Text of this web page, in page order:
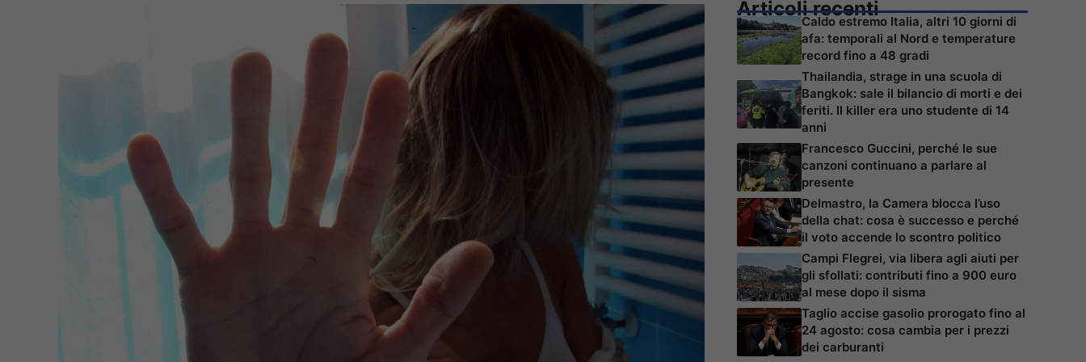
Articoli recenti
Caldo estremo Italia, altri 10 giorni di
afa: temporali al Nord e temperature
record fino a 48 gradi
Thailandia, strage in una scuola di
Bangkok: sale il bilancio di morti e dei
feriti. Il killer era uno studente di 14
anni
Francesco Guccini, perché le sue
canzoni continuano a parlare al
presente
Delmastro, la Camera blocca l’uso
della chat: cosa è successo e perché
il voto accende lo scontro politico
Campi Flegrei, via libera agli aiuti per
gli sfollati: contributi fino a 900 euro
al mese dopo il sisma
Taglio accise gasolio prorogato fino al
24 agosto: cosa cambia per i prezzi
dei carburanti